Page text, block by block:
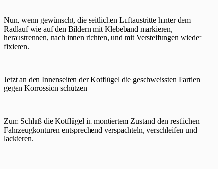
Nun, wenn gewünscht, die seitlichen Luftaustritte hinter dem
Radlauf wie auf den Bildern mit Klebeband markieren,
heraustrennen, nach innen richten, und mit Versteifungen wieder
fixieren.
Jetzt an den Innenseiten der Kotflügel die geschweissten Partien
gegen Korrossion schützen
Zum Schluß die Kotflügel in montiertem Zustand den restlichen
Fahrzeugkonturen entsprechend verspachteln, verschleifen und
lackieren.